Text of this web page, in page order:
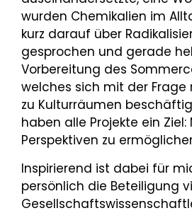
wurden Chemikalien im
kurz darauf über
gesprochen und gerade
Vorbereitung des
welches sich mit der
zu Kulturräumen
haben alle Projekte ein Ziel:
Perspektiven zu
Inspirierend ist dabei für
persönlich die Beteiligung